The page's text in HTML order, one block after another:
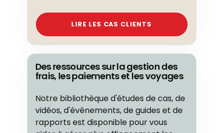
LIRE LES CAS CLIENTS
Des ressources sur la gestion des
frais, les paiements et les voyages
Notre bibliothèque d'études de cas, de
vidéos, d'événements, de guides et de
rapports est disponible pour vous